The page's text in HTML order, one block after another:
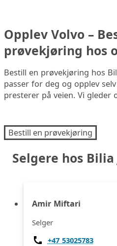
Opplev Volvo –
prøvekjøring hos
Bestill en prøvekjøring hos
passer for deg og opplev
presterer på veien. Vi gleder
Bestill en prøvekjøring
Selgere hos
Amir Miftari
Selger
+47 53025783